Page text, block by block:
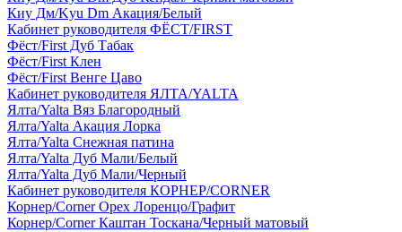
Киу Дм/Kyu Dm Акация/Белый
Кабинет руководителя ФЁСТ/FIRST
Фёст/First Дуб Табак
Фёст/First Клен
Фёст/First Венге Цаво
Кабинет руководителя ЯЛТА/YALTA
Ялта/Yalta Вяз Благородный
Ялта/Yalta Акация Лорка
Ялта/Yalta Снежная патина
Ялта/Yalta Дуб Мали/Белый
Ялта/Yalta Дуб Мали/Черный
Кабинет руководителя КОРНЕР/CORNER
Корнер/Corner Орех Лоренцо/Графит
Корнер/Corner Каштан Тоскана/Черный матовый